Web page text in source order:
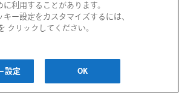
利用することがあります。
キー設定をカスタマイズするには、
クリックしてください。
設定 OK